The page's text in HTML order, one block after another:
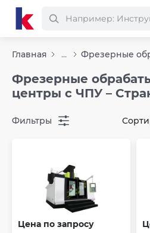
Главная ...
Фрезерные
центры с ЧПУ –
Фильтры
Цена по запросу